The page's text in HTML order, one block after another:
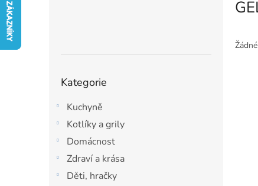
kategorie
Kategorie
Kuchyně
Kotlíky a grily
Domácnost
Zdraví a krása
Děti, hračky